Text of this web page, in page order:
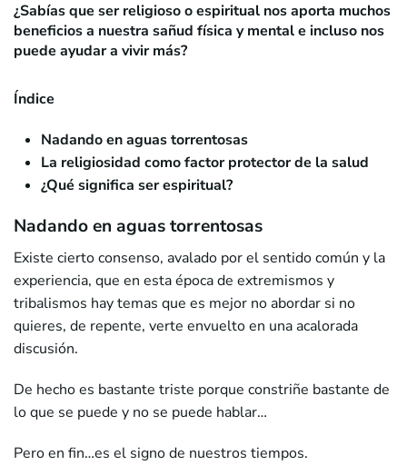
¿Sabías que ser religioso o espiritual nos aporta muchos
beneficios a nuestra sañud física y mental e incluso nos
puede ayudar a vivir más?
Índice
Nadando en aguas torrentosas
La religiosidad como factor protector de la salud
¿Qué significa ser espiritual?
Nadando en aguas torrentosas
Existe cierto consenso, avalado por el sentido común y la
experiencia, que en esta época de extremismos y
tribalismos hay temas que es mejor no abordar si no
quieres, de repente, verte envuelto en una acalorada
discusión.
De hecho es bastante triste porque constriñe bastante de
lo que se puede y no se puede hablar…
Pero en fin…es el signo de nuestros tiempos.